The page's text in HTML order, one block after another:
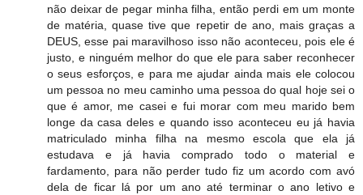
não deixar de pegar minha filha, então perdi em um monte
de matéria, quase tive que repetir de ano, mais graças a
DEUS, esse pai maravilhoso isso não aconteceu, pois ele é
justo, e ninguém melhor do que ele para saber reconhecer
o seus esforços, e para me ajudar ainda mais ele colocou
um pessoa no meu caminho uma pessoa do qual hoje sei o
que é amor, me casei e fui morar com meu marido bem
longe da casa deles e quando isso aconteceu eu já havia
matriculado minha filha na mesmo escola que ela já
estudava e já havia comprado todo o material e
fardamento, para não perder tudo fiz um acordo com avó
dela de ficar lá por um ano até terminar o ano letivo e